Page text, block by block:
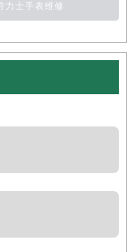
力士手表维修